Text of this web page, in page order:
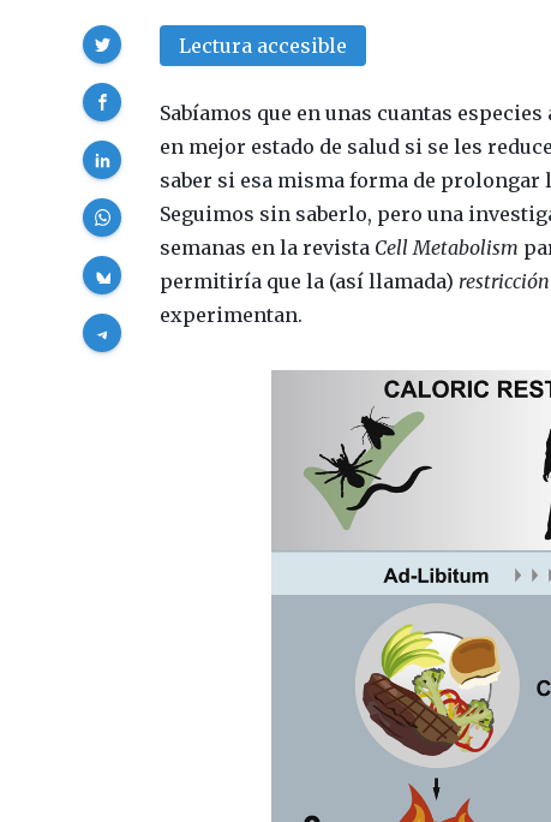
Lectura accesible
Sabíamos que en unas cuantas
en mejor estado de salud si se les
saber si esa misma forma de prolongar
Seguimos sin saberlo, pero una
semanas en la revista Cell Metabolism
permitiría que la (así llamada)
experimentan.
Compartir